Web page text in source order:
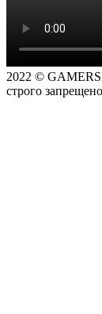
2022 ©
строго запрещено